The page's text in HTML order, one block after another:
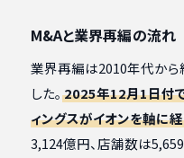
M&Aと業界再編の流れ
業界再編は2010年代から
した。 2025年12月1日付
ィングスがイオンを軸に
3,124億円、店舗数は